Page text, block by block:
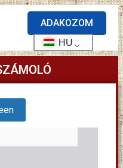
ADAKOZOM
HU